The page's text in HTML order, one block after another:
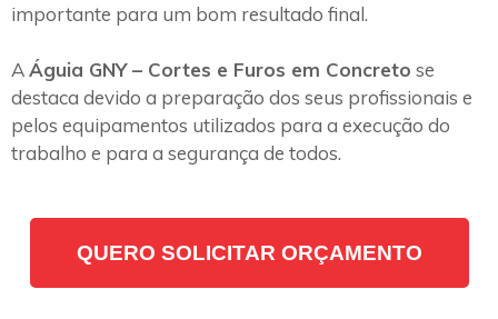
importante para um bom resultado final.
AÁguia GNY – Cortes e Furos em Concreto se
destaca devido a preparação dos seus profissionais e
pelos equipamentos utilizados para a execução do
trabalho e para a segurança de todos.
QUERO SOLICITAR ORÇAMENTO